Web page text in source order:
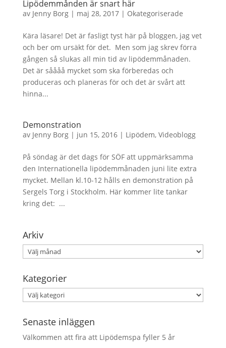
Lipödemmånden är snart här
av Jenny Borg| maj 28, 2017| Okategoriserade
Kära läsare! Det är fasligt tyst här på bloggen, jag vet
och ber om ursäkt för det. Men som jag skrev förra
gången så slukas all min tid av lipödemmånaden.
Det är såååå mycket som ska förberedas och
produceras och planeras för och det är svårt att
hinna...
Demonstration
av Jenny Borg| jun 15, 2016| Lipödem, Videoblogg
På söndag är det dags för SÖF att uppmärksamma
den Internationella lipödemmånaden juni lite extra
mycket. Mellan kl.10-12 hålls en demonstration på
Sergels Torg i Stockholm. Här kommer lite tankar
kring det: ...
Arkiv
Arkiv
Kategorier
Kategorier
Senaste inläggen
Välkommen att fira att Lipödemspa fyller 5 år